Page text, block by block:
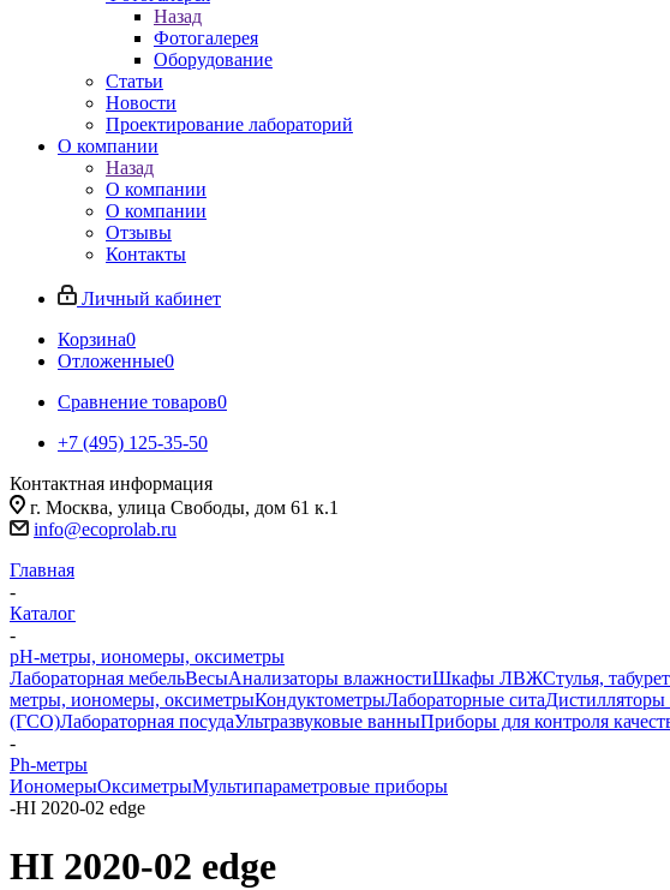
Назад
Фотогалерея
Оборудование
Статьи
Новости
Проектирование лабораторий
О компании
Назад
О компании
О компании
Отзывы
Контакты
Личный кабинет
Корзина0
Отложенные0
Сравнение товаров0
+7 (495) 125-35-50
Контактная информация
г. Москва, улица Свободы, дом 61 к.1
info@ecoprolab.ru
Главная
-
Каталог
-
pH-метры, иономеры, оксиметры
Лабораторная мебельВесыАнализаторы влажностиШкафы ЛВЖСтулья,
метры, иономеры, оксиметрыКондуктометрыЛабораторные ситаДистилляторы
(ГСО)Лабораторная посудаУльтразвуковые ванныПриборы для контроля
-
Ph-метры
ИономерыОксиметрыМультипараметровые приборы
-HI 2020-02 edge
HI 2020-02 edge